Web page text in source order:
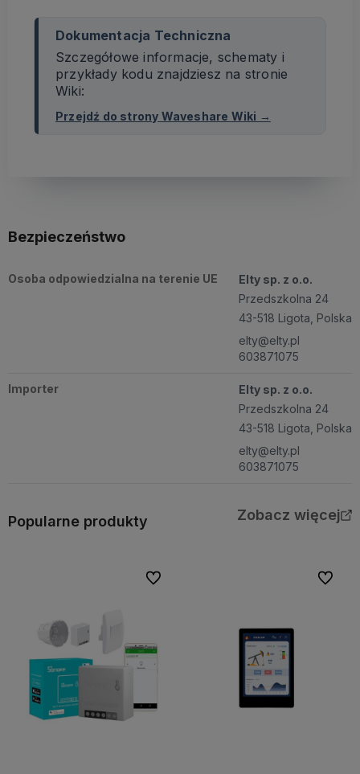
Dokumentacja Techniczna
Szczegółowe informacje, schematy i
przykłady kodu znajdziesz na stronie
Wiki:
Przejdź do strony Waveshare Wiki →
Bezpieczeństwo
Osoba odpowiedzialna na terenie UE
Elty sp. z o.o.
Przedszkolna 24
43-518 Ligota, Polska
elty@elty.pl
603871075
Importer
Elty sp. z o.o.
Przedszkolna 24
43-518 Ligota, Polska
elty@elty.pl
603871075
Popularne produkty Zobacz więcej
Do ulubionych Do